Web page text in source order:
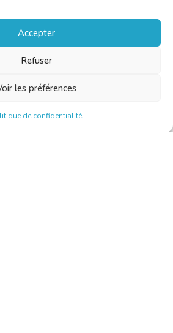
Accepter
Refuser
les préférences
de confidentialité